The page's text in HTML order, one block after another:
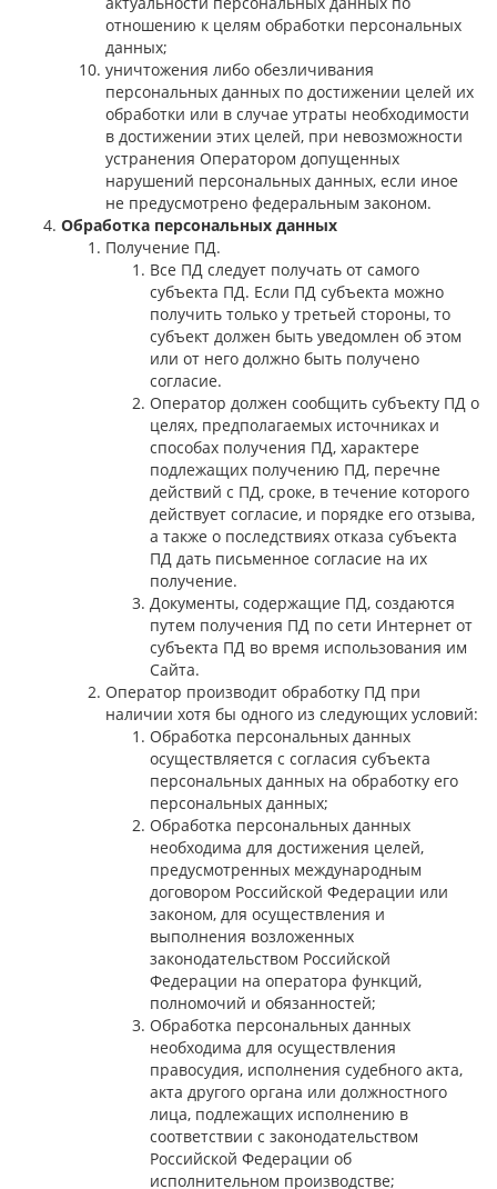
отношению к целям обработки персональных
данных;
уничтожения либо обезличивания
персональных данных по достижении целей их
обработки или в случае утраты необходимости
в достижении этих целей, при невозможности
устранения Оператором допущенных
нарушений персональных данных, если иное
не предусмотрено федеральным законом.
Обработка персональных данных
Получение ПД.
Все ПД следует получать от самого
субъекта ПД. Если ПД субъекта можно
получить только у третьей стороны, то
субъект должен быть уведомлен об этом
или от него должно быть получено
согласие.
Оператор должен сообщить субъекту ПД о
целях, предполагаемых источниках и
способах получения ПД, характере
подлежащих получению ПД, перечне
действий с ПД, сроке, в течение которого
действует согласие, и порядке его отзыва,
а также о последствиях отказа субъекта
ПД дать письменное согласие на их
получение.
Документы, содержащие ПД, создаются
путем получения ПД по сети Интернет от
субъекта ПД во время использования им
Сайта.
Оператор производит обработку ПД при
наличии хотя бы одного из следующих условий:
Обработка персональных данных
осуществляется с согласия субъекта
персональных данных на обработку его
персональных данных;
Обработка персональных данных
необходима для достижения целей,
предусмотренных международным
договором Российской Федерации или
законом, для осуществления и
выполнения возложенных
законодательством Российской
Федерации на оператора функций,
полномочий и обязанностей;
Обработка персональных данных
необходима для осуществления
правосудия, исполнения судебного акта,
акта другого органа или должностного
лица, подлежащих исполнению в
соответствии с законодательством
Российской Федерации об
исполнительном производстве;